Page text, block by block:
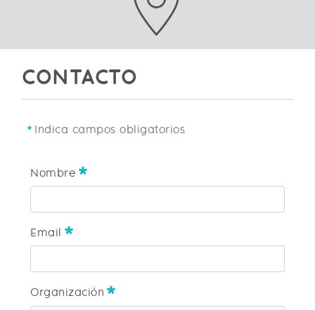
CONTACTO
Indica campos obligatorios
Nombre
Requerido
Email
Requerido
Organización